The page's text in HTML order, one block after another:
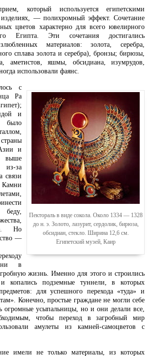
который используется египетскими
— полихромный эффект. Сочетание
цветов характерно для всего ювелирного
Египта. Эти сочетания достигались
материалов: золота, серебра,
сплава золота и серебра), бронзы; бирюзы,
аметистов, яшмы, обсидиана, изумрудов,
использовали фаянс.
Пектораль в виде сокола. Около 1334 — 1328
до н. э. Золото, лазурит, сердолик, бирюза,
обсидиан, стекло. Ширина 12,6 см.
Египетский музей, Каир
с
Ра
и
было
и
выше
из-за
связи
беду,
Но
—
в
жизнь. Именно для этого и строились
копались подземные туннели, в которых
для успешного перехода «туда» и
Конечно, простые граждане не могли себе
огромные усыпальницы, но и они делали все,
чтобы переход в загробный мир
амулеты из камней-самоцветов с
имели не только материалы, из которых